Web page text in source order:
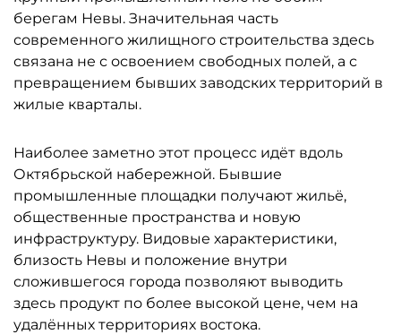
берегам Невы. Значительная часть
современного жилищного строительства здесь
связана не с освоением свободных полей, а с
превращением бывших заводских территорий в
жилые кварталы.
Наиболее заметно этот процесс идёт вдоль
Октябрьской набережной. Бывшие
промышленные площадки получают жильё,
общественные пространства и новую
инфраструктуру. Видовые характеристики,
близость Невы и положение внутри
сложившегося города позволяют выводить
здесь продукт по более высокой цене, чем на
удалённых территориях востока.